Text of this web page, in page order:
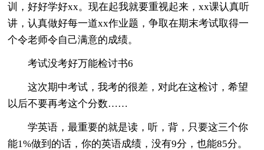
训，好好学好xx。现在起我就要重视起来，xx课认真听
讲，认真做好每一道xx作业题，争取在期末考试取得一
个令老师令自己满意的成绩。
考试没考好万能检讨书6
这次期中考试，我考的很差，对此在这检讨，希望
以后不要再考这个分数……
学英语，最重要的就是读，听，背，只要这三个你
能1%做到的话，你的英语成绩，没有9分，也能85分。